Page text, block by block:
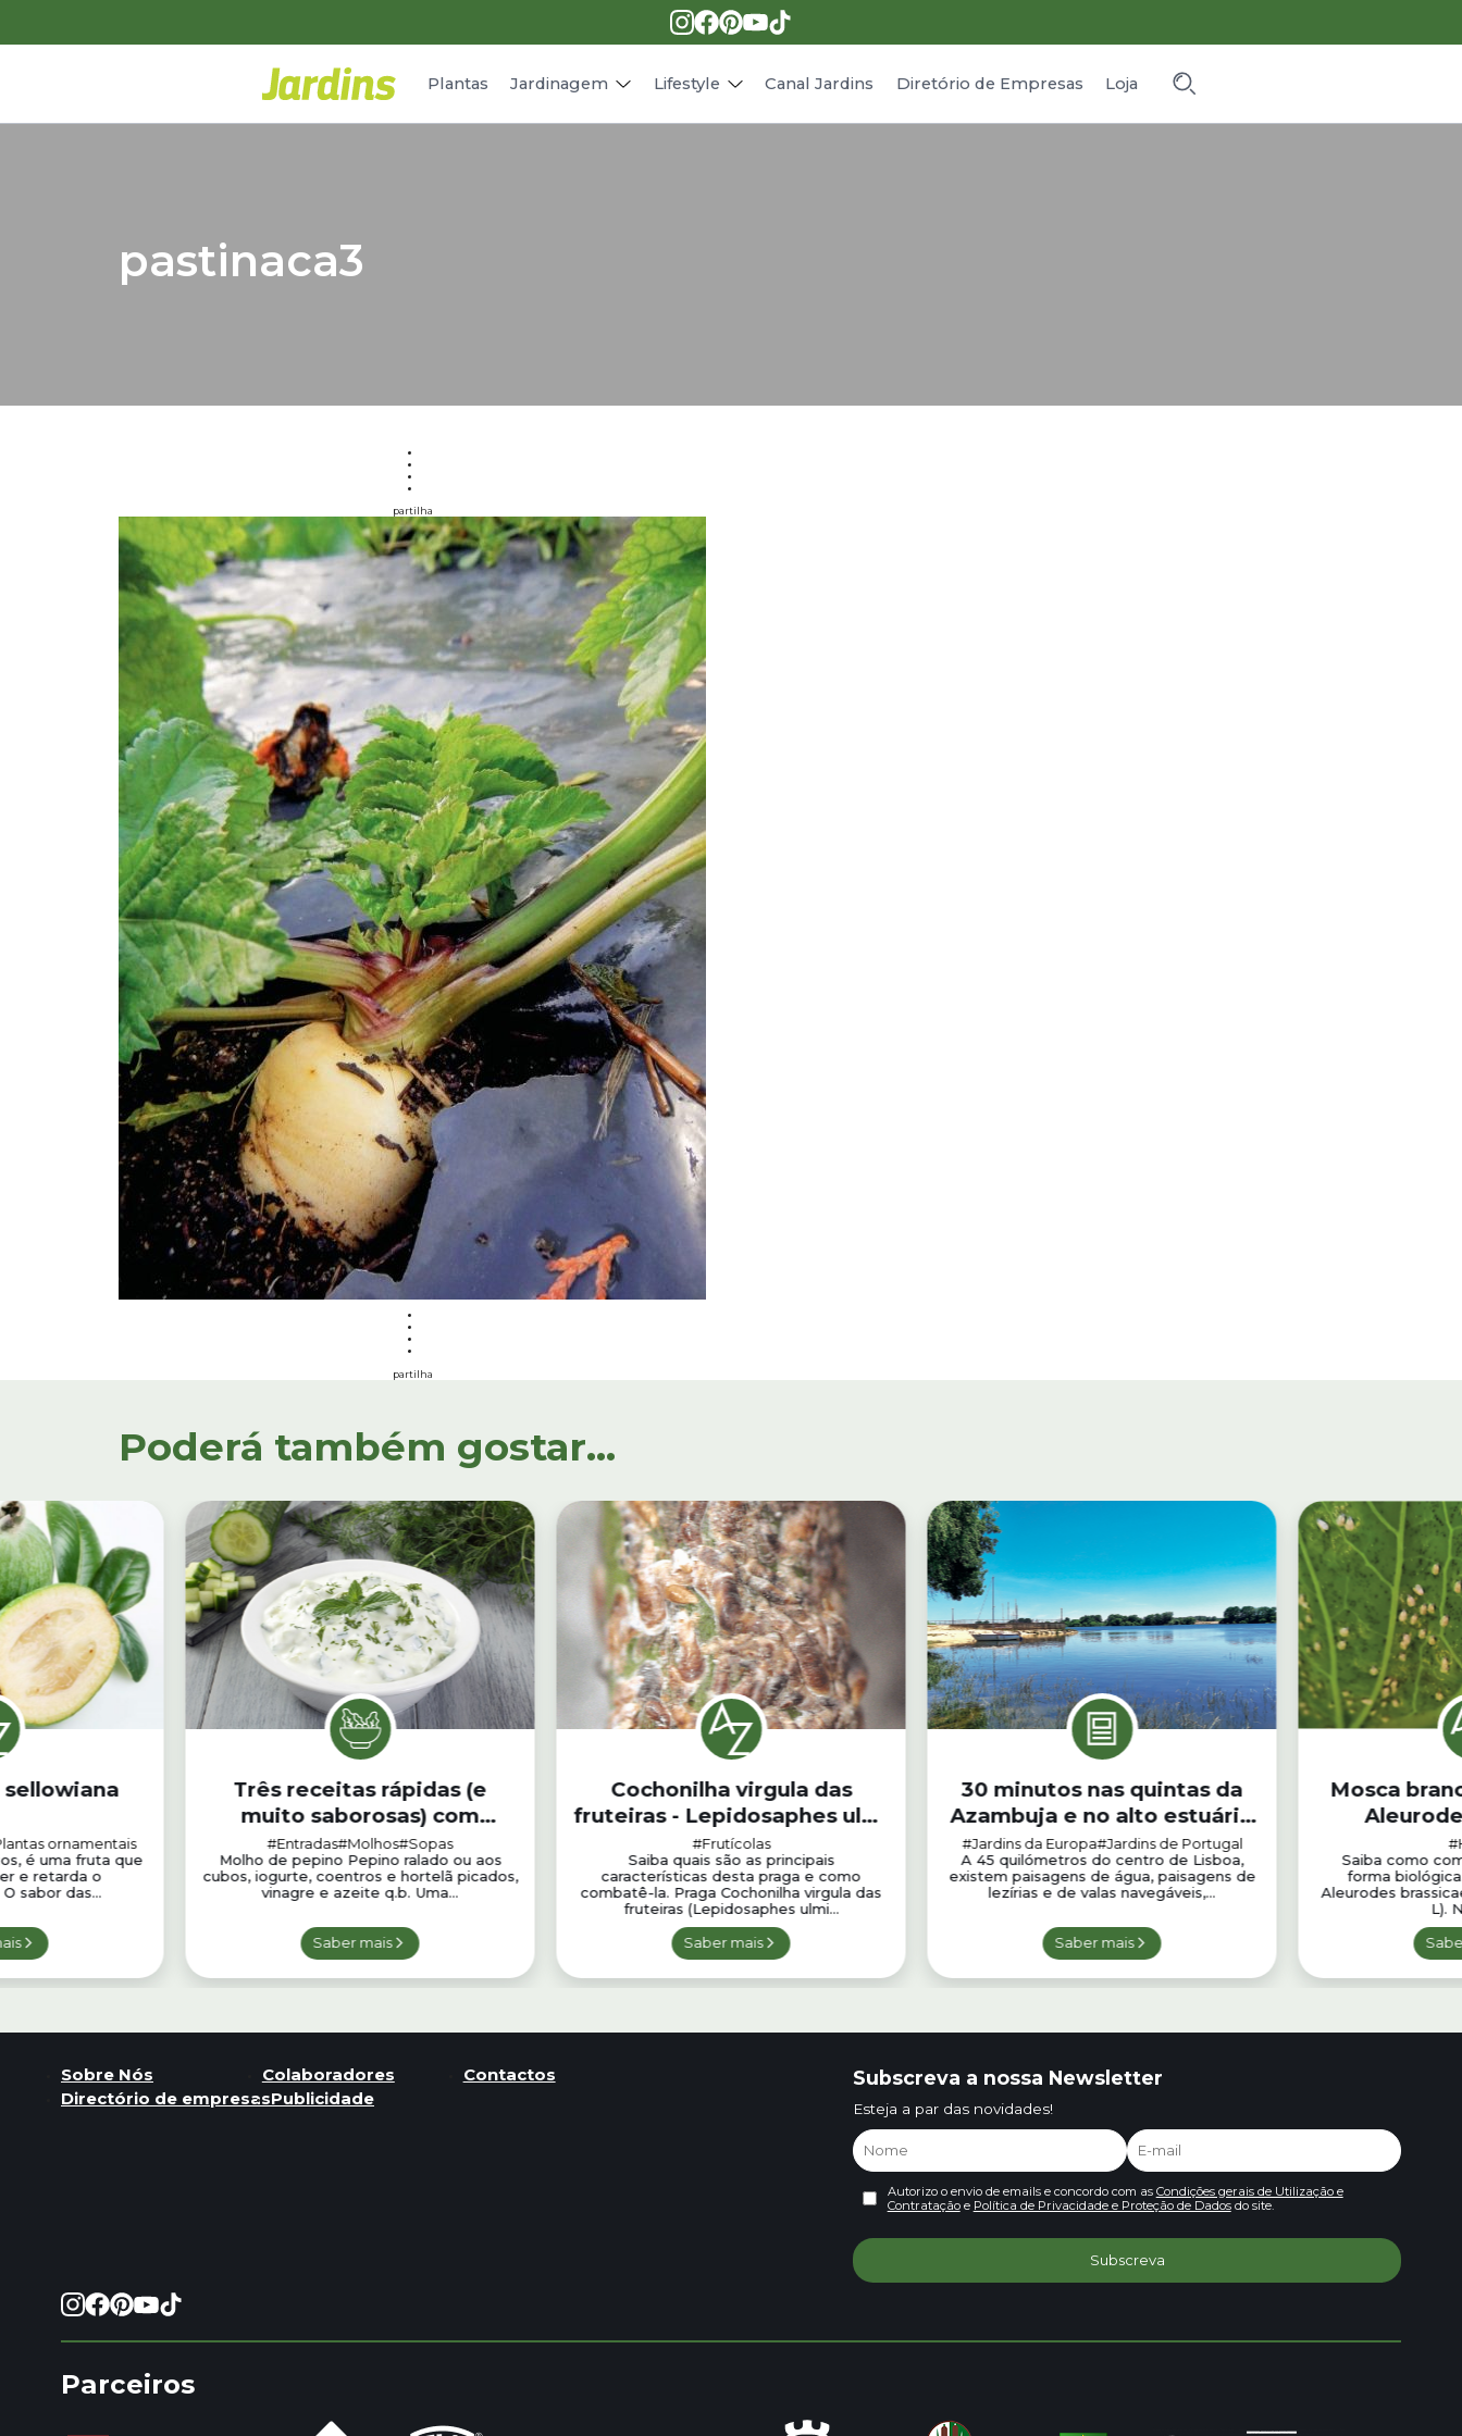
Plantas Jardinagem Lifestyle
Receitas
Canal Jardins Diretório de Empresas Loja
pastinaca3
partilha
partilha
Poderá também gostar...
ornamentais
é uma fruta que
e retarda o
sabor das...
Três receitas rápidas (e
muito saborosas) com
pepino
#Entradas#Molhos#Sopas
Molho de pepino Pepino ralado ou aos
cubos, iogurte, coentros e hortelã picados,
vinagre e azeite q.b. Uma...
Saber mais
Cochonilha virgula das
fruteiras - Lepidosaphes ulmi
(Linnaeus)
#Frutícolas
Saiba quais são as principais
características desta praga e como
combatê-la. Praga Cochonilha virgula das
fruteiras (Lepidosaphes ulmi...
Saber mais
30 minutos nas quintas da
Azambuja e no alto estuário
do Tejo
#Jardins da Europa#Jardins de Portugal
A 45 quilómetros do centro de Lisboa,
existem paisagens de água, paisagens de
lezírias e de valas navegáveis,...
Saber mais
Mosca
Saiba como
forma
Aleurodes
L).
Sobre Nós Colaboradores
Contactos
Directório de empresasPublicidade
Subscreva a nossa Newsletter
Esteja a par das novidades!
Autorizo o envio de emails e concordo com as Condições gerais de Utilização e
Contrataçãoe Política de Privacidade e Proteção de Dadosdo site.
Parceiros